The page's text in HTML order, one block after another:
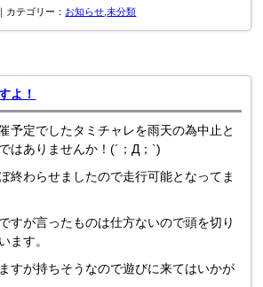
カテゴリー： お知らせ ,未分類
よ！
予定でしたタミチャレを雨天の為中止と
はありませんか！(´；Д；`)
終わらせましたので走行可能となってま
すが言ったものは仕方ないので頭を切り
ます。
すが持ちそうなので遊びに来てはいかが